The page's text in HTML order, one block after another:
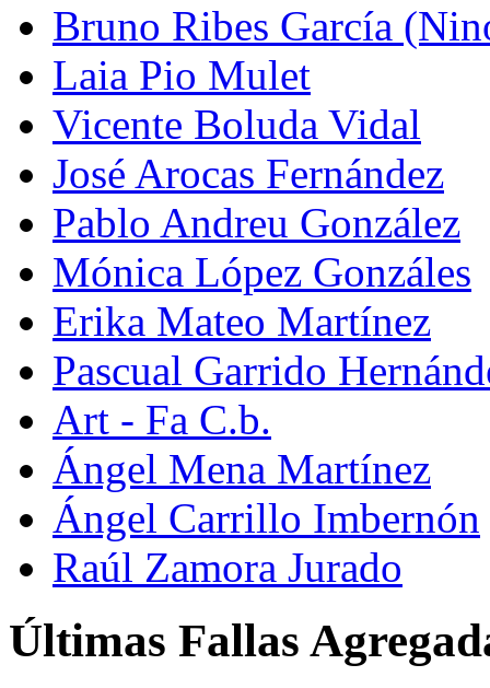
Bruno Ribes García
Laia Pio Mulet
Vicente Boluda Vidal
José Arocas Fernández
Pablo Andreu González
Mónica López Gonzáles
Erika Mateo Martínez
Pascual Garrido
Art - Fa C.b.
Ángel Mena Martínez
Ángel Carrillo Imbernón
Raúl Zamora Jurado
Últimas Fallas